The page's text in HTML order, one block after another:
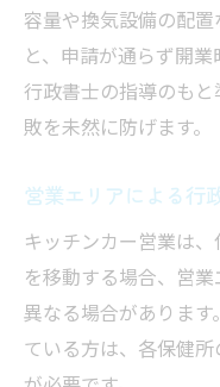
容量や換気設備の配
と、申請が通らず開業
行政書士の指導のも
敗を未然に防げます。
営業エリアによる行
キッチンカー営業は
を移動する場合、営
異なる場合がありま
ている方は、各保健